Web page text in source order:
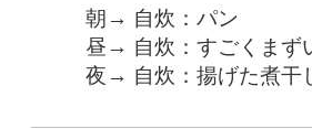
朝→ 自炊：パン
昼→ 自炊：すごくまず
夜→ 自炊：揚げた煮干